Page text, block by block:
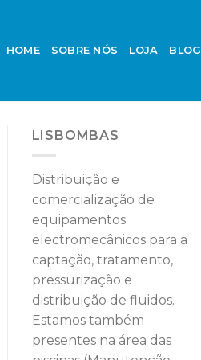
HOME SOBRE NÓS LOJA BLOG
LISBOMBAS
Distribuição e
comercialização de
equipamentos
electromecânicos para a
captação, tratamento,
pressurização e
distribuição de fluidos.
Estamos também
presentes na área das